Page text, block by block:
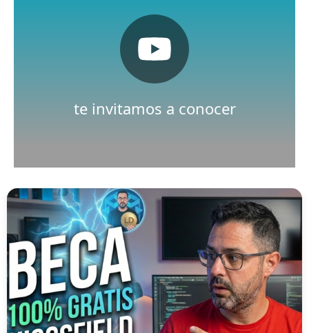
te invitamos a conocer
Nuestro canal de Youtube
Pulsa aquí